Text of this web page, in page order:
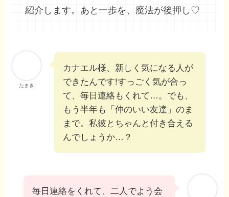
紹介します。あと一歩を、魔法が後押し♡
たまき
カナエル様、新しく気になる人が
できたんです!すっごく気が合っ
て、毎日連絡もくれて…。でも、
もう半年も「仲のいい友達」のま
まで。私彼とちゃんと付き合える
んでしょうか…？
毎日連絡をくれて、二人でよう会